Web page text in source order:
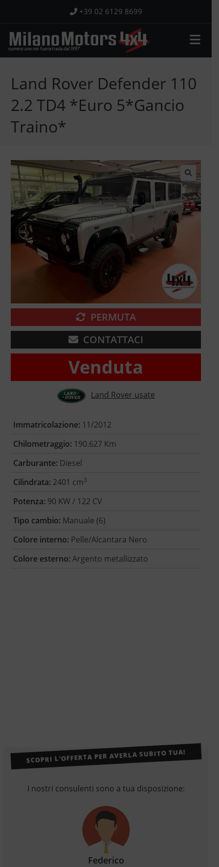
contenuto
+39 02 6129 8699
Land Rover Defender 110
2.2 TD4 *Euro 5*Gancio
Traino*
🔍
PERMUTA
CONTATTACI
Venduta
Land Rover usate
Immatricolazione: 11/2012
Chilometraggio: 190.627 Km
Carburante: Diesel
Cilindrata: 2401 cm3
Potenza: 90 KW / 122 CV
Tipo cambio: Manuale (6)
Colore interno: Pelle/Alcantara Nero
Colore esterno: Argento metallizzato
SCOPRI L’OFFERTA PER AVERLA SUBITO TUA!
I nostri consulenti sono a tua disposizione:
Federico